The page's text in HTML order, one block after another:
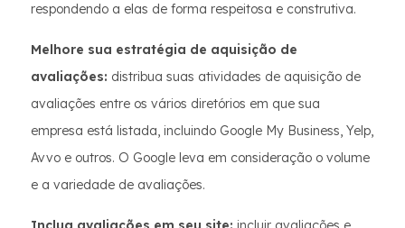
respondendo a elas de forma respeitosa e construtiva.
Melhore sua estratégia de aquisição de
avaliações: distribua suas atividades de aquisição de
avaliações entre os vários diretórios em que sua
empresa está listada, incluindo Google My Business, Yelp,
Avvo e outros. O Google leva em consideração o volume
e a variedade de avaliações.